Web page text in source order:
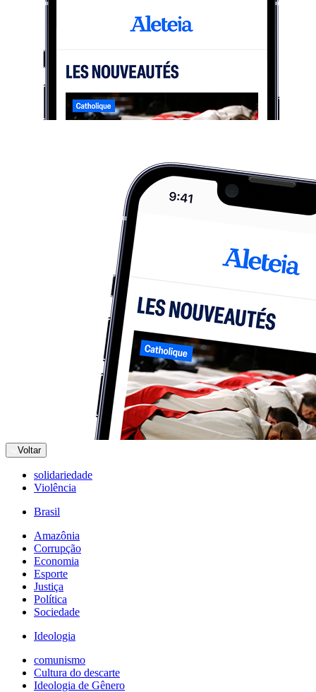
Voltar
solidariedade
Violência
Brasil
Amazônia
Corrupção
Economia
Esporte
Justiça
Política
Sociedade
Ideologia
comunismo
Cultura do descarte
Ideologia de Gênero